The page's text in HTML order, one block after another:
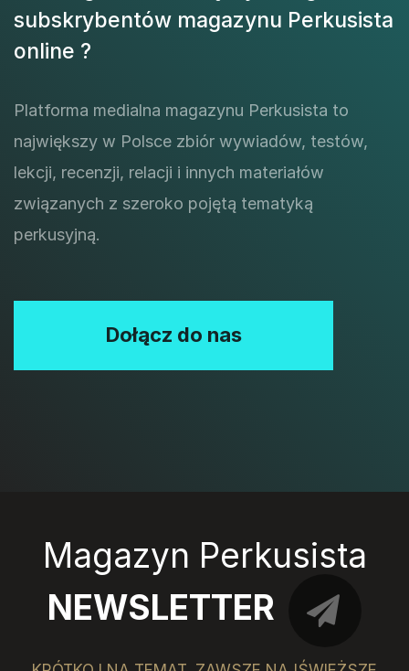
subskrybentów magazynu Perkusista
online ?
Platforma medialna magazynu Perkusista to
największy w Polsce zbiór wywiadów, testów,
lekcji, recenzji, relacji i innych materiałów
związanych z szeroko pojętą tematyką
perkusyjną.
Dołącz do nas
Magazyn Perkusista
NEWSLETTER